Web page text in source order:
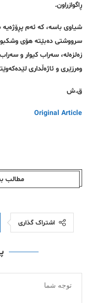
ڕاگوازراون.
شیاوی باسە، کە ئەم پڕۆژەیە
سرووشتی دەبێتە هۆی
زەلزەلە، سەراب کیوار و
وەرزێری و ئاژەڵداری
ق.ش
Original Article
مطالب
اشتراک گذاری